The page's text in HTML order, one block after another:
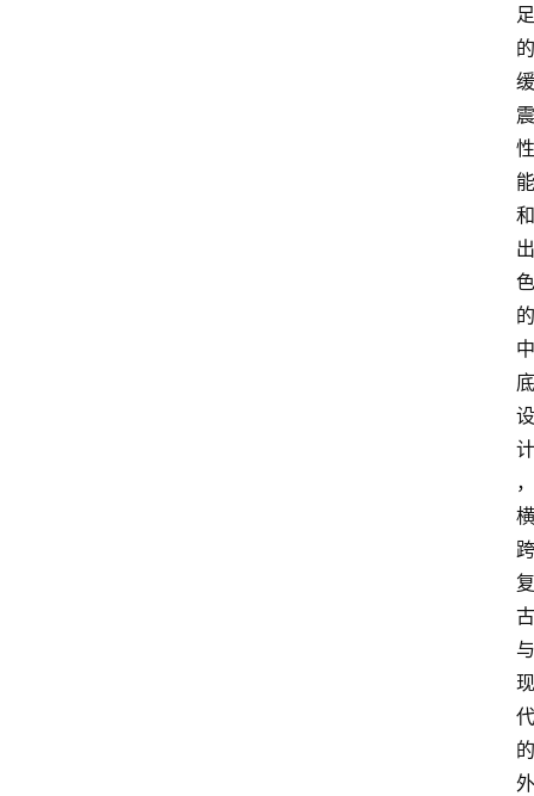
足
的
缓
震
性
能
和
出
色
的
中
底
设
计
，
横
跨
复
古
与
现
代
的
外